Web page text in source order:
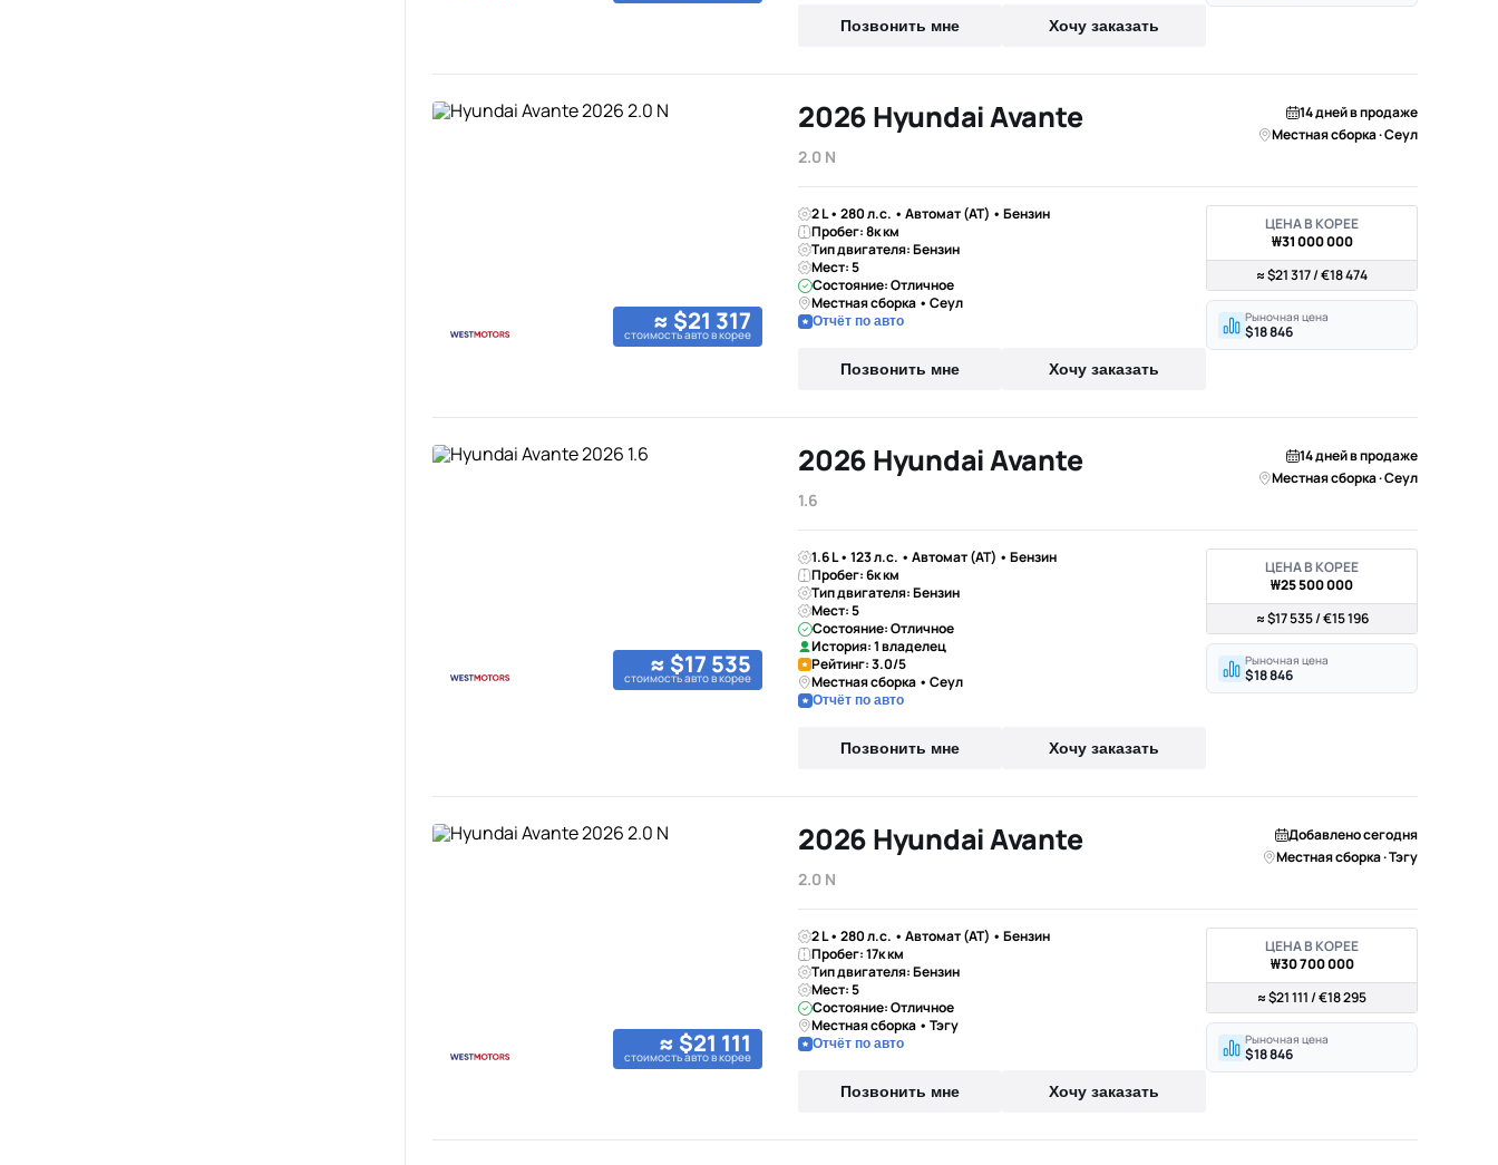
Позвонить мне Хочу заказать
≈ $21 317
стоимость авто в корее
2026 Hyundai Avante
2.0 N
14 дней в продаже
Местная сборка · Сеул
2 L • 280 л.с. • Автомат (AT) • Бензин
Пробег: 8к км
Тип двигателя: Бензин
Мест: 5
Состояние: Отличное
Местная сборка • Сеул
Отчёт по авто
Позвонить мне Хочу заказать
ЦЕНА В КОРЕЕ
₩31 000 000
≈ $21 317 / €18 474
Рыночная цена
$18 846
≈ $17 535
стоимость авто в корее
2026 Hyundai Avante
1.6
14 дней в продаже
Местная сборка · Сеул
1.6 L • 123 л.с. • Автомат (AT) • Бензин
Пробег: 6к км
Тип двигателя: Бензин
Мест: 5
Состояние: Отличное
История: 1 владелец
Рейтинг: 3.0/5
Местная сборка • Сеул
Отчёт по авто
Позвонить мне Хочу заказать
ЦЕНА В КОРЕЕ
₩25 500 000
≈ $17 535 / €15 196
Рыночная цена
$18 846
≈ $21 111
стоимость авто в корее
2026 Hyundai Avante
2.0 N
Добавлено сегодня
Местная сборка · Тэгу
2 L • 280 л.с. • Автомат (AT) • Бензин
Пробег: 17к км
Тип двигателя: Бензин
Мест: 5
Состояние: Отличное
Местная сборка • Тэгу
Отчёт по авто
Позвонить мне Хочу заказать
ЦЕНА В КОРЕЕ
₩30 700 000
≈ $21 111 / €18 295
Рыночная цена
$18 846